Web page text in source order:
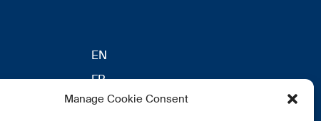
Manage Cookie Consent
EN
FR
DE